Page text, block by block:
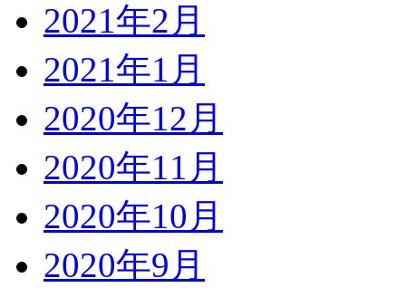
2021年2月
2021年1月
2020年12月
2020年11月
2020年10月
2020年9月